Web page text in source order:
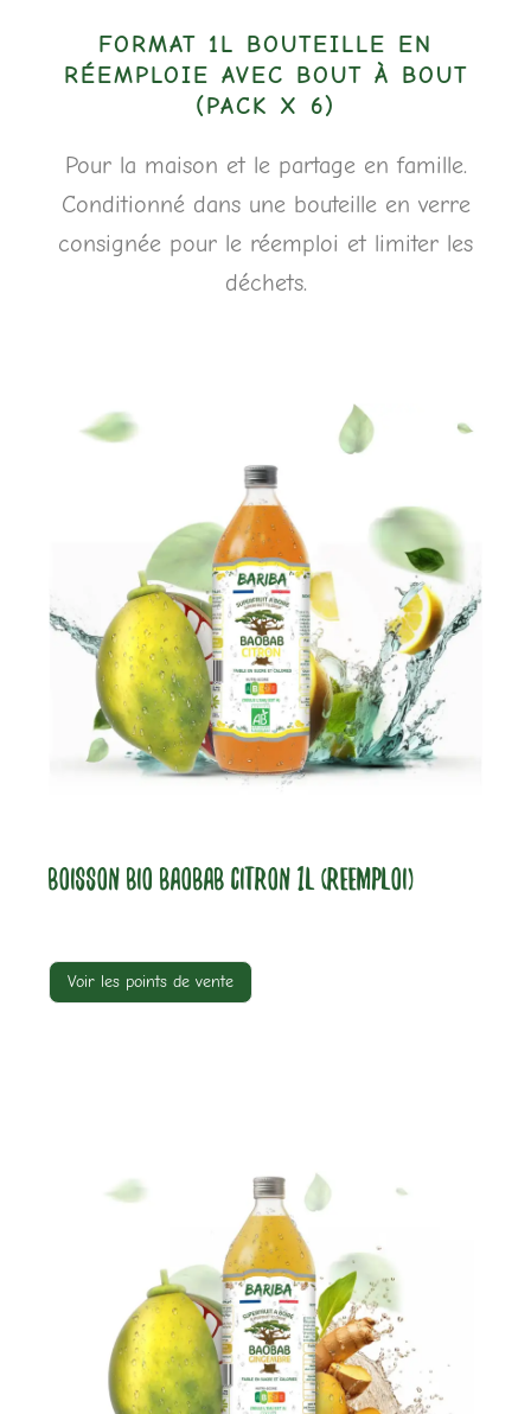
FORMAT 1L BOUTEILLE EN
RÉEMPLOIE AVEC BOUT À BOUT
(PACK X 6)
Pour la maison et le partage en famille.
Conditionné dans une bouteille en verre
consignée pour le réemploi et limiter les
déchets.
BOISSON BIO BAOBAB CITRON 1L (REEMPLOI)
Voir les points de vente